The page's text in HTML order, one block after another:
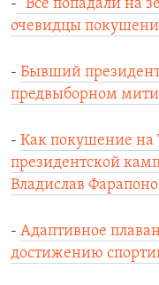
- "Все попадали на
очевидцы
- Бывший
предвыборном
- Как покушение на
президентской
Владислав
- Адаптивное
достижению